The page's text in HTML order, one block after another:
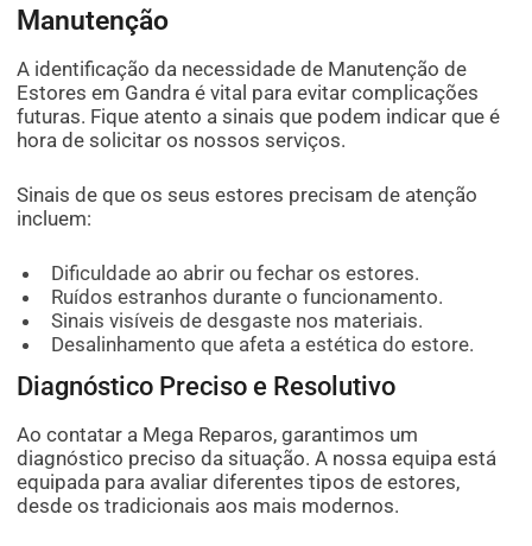
Manutenção
A identificação da necessidade de Manutenção de
Estores em Gandra é vital para evitar complicações
futuras. Fique atento a sinais que podem indicar que é
hora de solicitar os nossos serviços.
Sinais de que os seus estores precisam de atenção
incluem:
Dificuldade ao abrir ou fechar os estores.
Ruídos estranhos durante o funcionamento.
Sinais visíveis de desgaste nos materiais.
Desalinhamento que afeta a estética do estore.
Diagnóstico Preciso e Resolutivo
Ao contatar a Mega Reparos, garantimos um
diagnóstico preciso da situação. A nossa equipa está
equipada para avaliar diferentes tipos de estores,
desde os tradicionais aos mais modernos.